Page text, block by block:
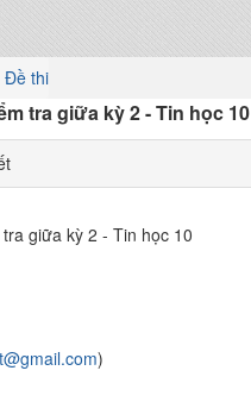
Đề thi
tra giữa kỳ 2 - Tin học 10
giữa kỳ 2 - Tin học 10
)